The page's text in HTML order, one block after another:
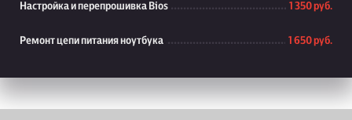
Настройка и перепрошивка Bios 1 350 руб.
Ремонт цепи питания ноутбука 1 650 руб.